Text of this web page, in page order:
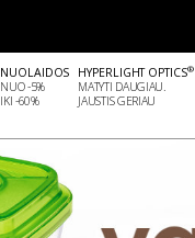
NUOLAIDOS
NUO -5%
IKI -60%
HYPERLIGHT OPTICS®
MATYTI DAUGIAU.
JAUSTIS GERIAU